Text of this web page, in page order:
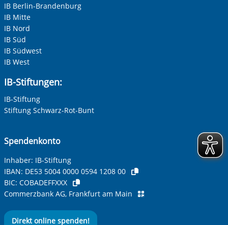
IB Berlin-Brandenburg
IB Mitte
IB Nord
IB Süd
IB Südwest
IB West
IB-Stiftungen:
IB-Stiftung
Stiftung Schwarz-Rot-Bunt
Spendenkonto
Inhaber: IB-Stiftung
IBAN: DE53 5004 0000 0594 1208 00
BIC: COBADEFFXXX
Commerzbank AG, Frankfurt am Main
Direkt online spenden!